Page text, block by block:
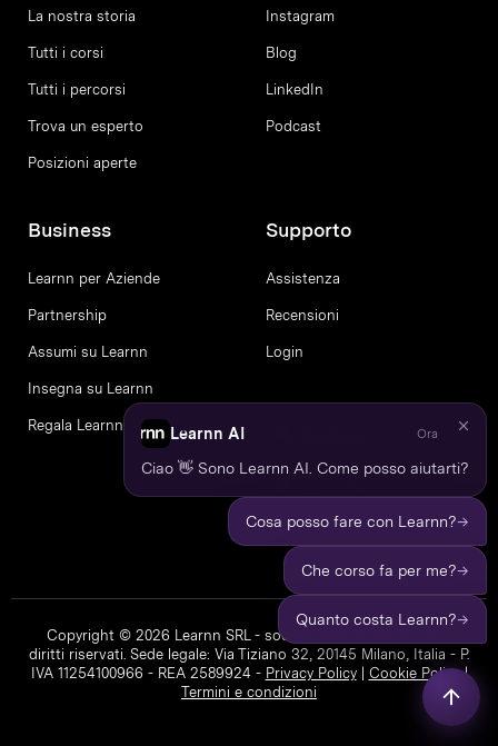
La nostra storia
Tutti i corsi
Tutti i percorsi
Trova un esperto
Posizioni aperte
Instagram
Blog
LinkedIn
Podcast
Business
Learnn per Aziende
Partnership
Assumi su Learnn
Insegna su Learnn
Regala Learnn
Supporto
Assistenza
Recensioni
Login
Copyright © 2026 Learnn SRL - società a socio unico. Tutti i
diritti riservati. Sede legale: Via Tiziano 32, 20145 Milano, Italia - P.
IVA 11254100966 - REA 2589924 - Privacy Policy| Cookie Policy|
Termini e condizioni
Learnn AI Ora
Ciao 👋 Sono Learnn AI. Come posso aiutarti?
Cosa posso fare con Learnn?→
Che corso fa per me?→
Quanto costa Learnn?→